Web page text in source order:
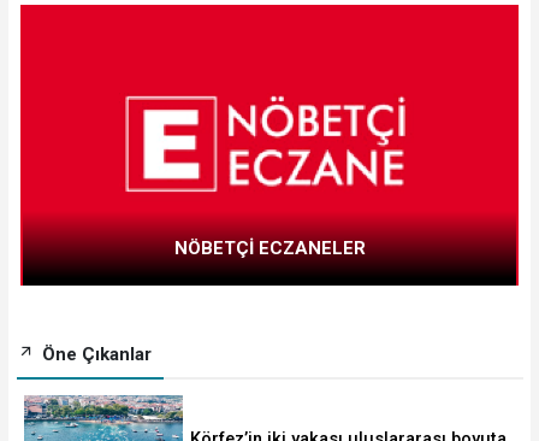
NÖBETÇİ ECZANELER
Öne Çıkanlar